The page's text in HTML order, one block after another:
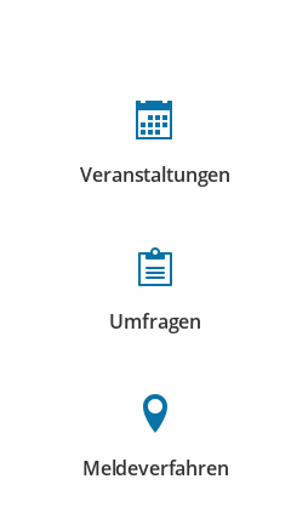
Veranstaltungen
Umfragen
Meldeverfahren